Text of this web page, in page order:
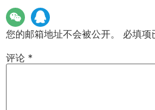
您的邮箱地址不会被公开。 必填项
评论 *